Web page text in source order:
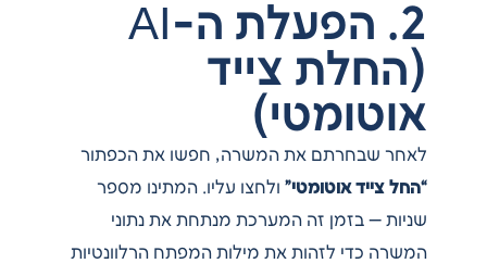
2. הפעלת ה-AI
(החלת צייד
אוטומטי)
לאחר שבחרתם את המשרה, חפשו את הכפתור
“החל צייד אוטומטי” ולחצו עליו. המתינו מספר
שניות — בזמן זה המערכת מנתחת את נתוני
המשרה כדי לזהות את מילות המפתח הרלוונטיות